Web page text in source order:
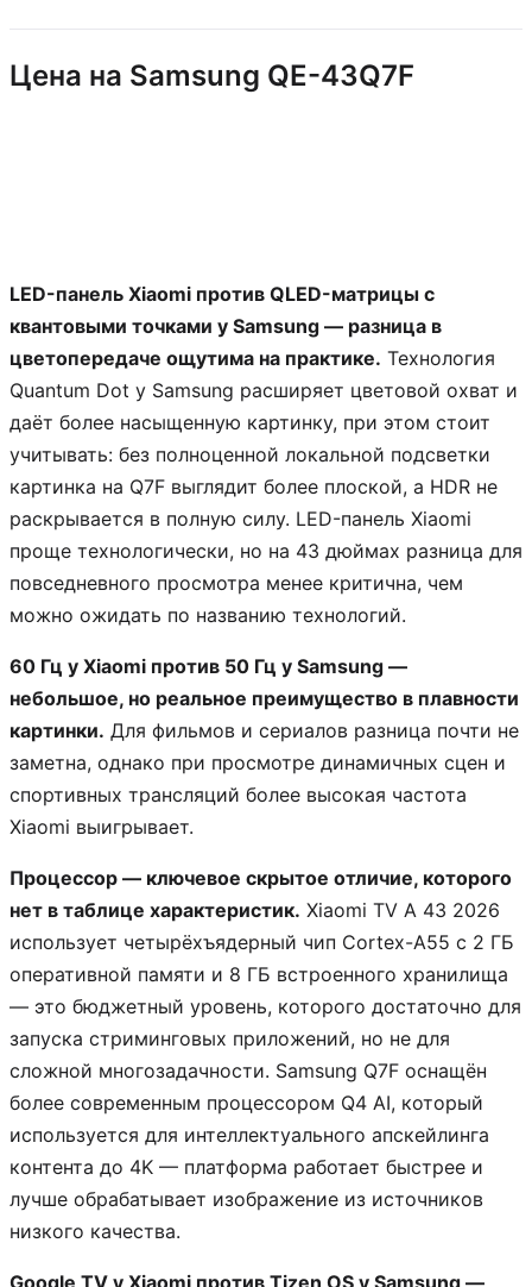
Цена на Samsung QE-43Q7F
LED-панель Xiaomi против QLED-матрицы с
квантовыми точками у Samsung — разница в
цветопередаче ощутима на практике. Технология
Quantum Dot у Samsung расширяет цветовой охват и
даёт более насыщенную картинку, при этом стоит
учитывать: без полноценной локальной подсветки
картинка на Q7F выглядит более плоской, а HDR не
раскрывается в полную силу. LED-панель Xiaomi
проще технологически, но на 43 дюймах разница для
повседневного просмотра менее критична, чем
можно ожидать по названию технологий.
60 Гц у Xiaomi против 50 Гц у Samsung —
небольшое, но реальное преимущество в плавности
картинки. Для фильмов и сериалов разница почти не
заметна, однако при просмотре динамичных сцен и
спортивных трансляций более высокая частота
Xiaomi выигрывает.
Процессор — ключевое скрытое отличие, которого
нет в таблице характеристик. Xiaomi TV A 43 2026
использует четырёхъядерный чип Cortex-A55 с 2 ГБ
оперативной памяти и 8 ГБ встроенного хранилища
— это бюджетный уровень, которого достаточно для
запуска стриминговых приложений, но не для
сложной многозадачности. Samsung Q7F оснащён
более современным процессором Q4 AI, который
используется для интеллектуального апскейлинга
контента до 4K — платформа работает быстрее и
лучше обрабатывает изображение из источников
низкого качества.
Google TV у Xiaomi против Tizen OS у Samsung —